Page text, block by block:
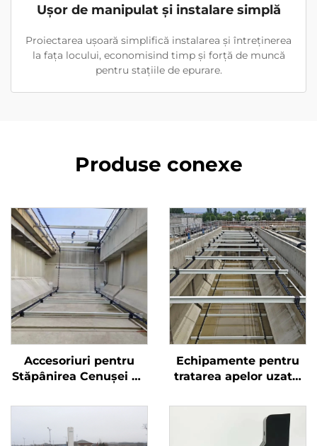
Ușor de manipulat și instalare simplă
Proiectarea ușoară simplifică instalarea și întreținerea
la fața locului, economisind timp și forță de muncă
pentru stațiile de epurare.
Produse conexe
Accesoriuri pentru
Stăpânirea Cenușei de
Tratatment a Apelor
Ureche Lant NeMetalic
Echipamente pentru
tratarea apelor uzate,
din plastic pe lanț
pentru rezervor de
sedimentare